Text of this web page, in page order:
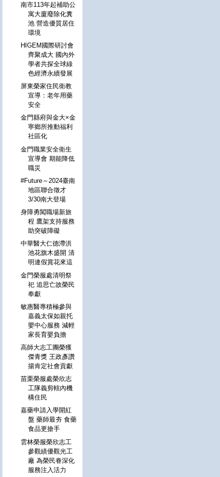
南市113年起補助公
寓大廈廢除化糞
池 營造優質居住
環境
HIGEM國際研討會
齊聚成大 國內外
學者共探全球綠
色經濟永續發展
屏東榮家住民衛教
宣導：老年用藥
安全
金門縣府與金大×金
寧鄉所推動福利
社區化
金門職業安全衛生
宣導會 期能降低
職災
#Future～2024臺南
地區聯合徵才
3/30南大登場
身障勇闖職場新旅
程 鷹架支持服務
助突破障礙
中華醫大仁德滯洪
池花旗木盛開 清
明連假賞花來這
金門榮服處清明祭
祀 追思亡故榮民
奉獻
敏惠醫專積極參與
嘉義太保如親托
嬰中心服務 減輕
家長育嬰負擔
高師大志工團榮獲
傑青獎 王政彥讚
揚肯定社會貢獻
苗栗榮服處榮欣志
工隊義剪轄內機
構住民
嘉藥申請入學開紅
盤 藥師最夯 食藥
食品更搶手
雲林榮服榮欣志工
參觀績優觀光工
廠 為榮民眷深化
服務注入活力